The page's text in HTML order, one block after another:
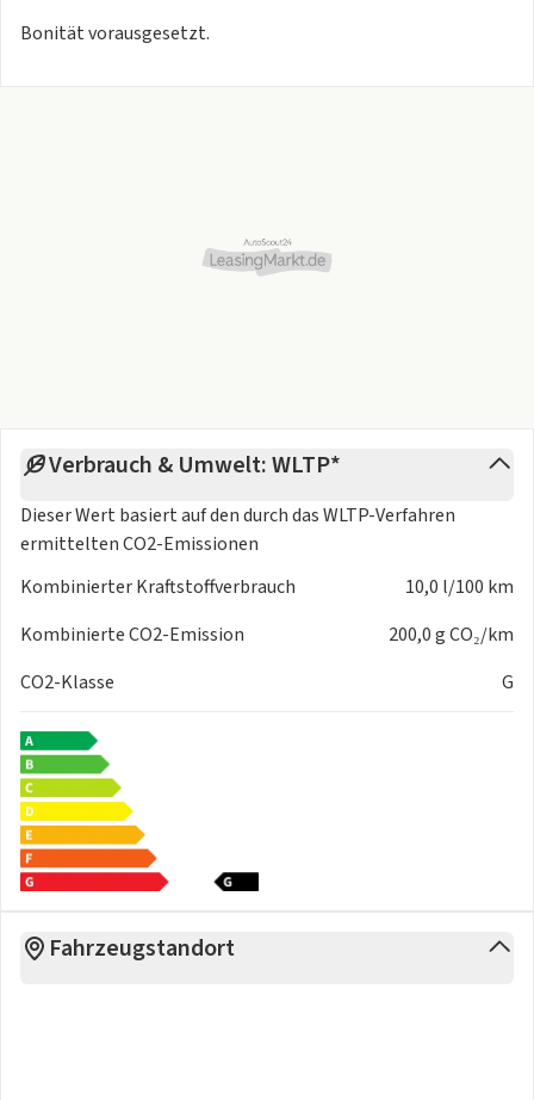
Bonität vorausgesetzt.
Verbrauch & Umwelt: WLTP*
Dieser Wert basiert auf den durch dasWLTP-Verfahren
ermittelten CO2-Emissionen
Kombinierter Kraftstoffverbrauch
10,0 l/100 km
Kombinierte CO2-Emission
200,0 g CO₂/km
CO2-Klasse
G
Fahrzeugstandort